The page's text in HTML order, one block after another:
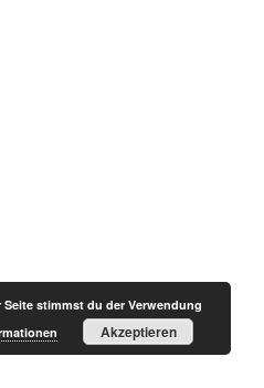
stimmst du der Verwendung
Akzeptieren